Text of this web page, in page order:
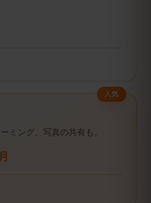
人気
ミング、写真の共有も。